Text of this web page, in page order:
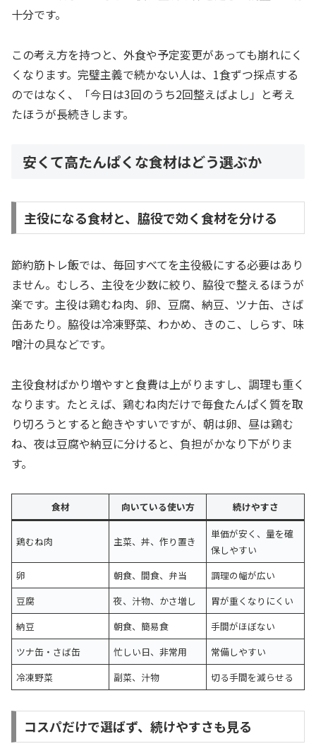
十分です。
この考え方を持つと、外食や予定変更があっても崩れにく
くなります。完璧主義で続かない人は、1食ずつ採点する
のではなく、「今日は3回のうち2回整えばよし」と考え
たほうが長続きします。
安くて高たんぱくな食材はどう選ぶか
主役になる食材と、脇役で効く食材を分ける
節約筋トレ飯では、毎回すべてを主役級にする必要はあり
ません。むしろ、主役を少数に絞り、脇役で整えるほうが
楽です。主役は鶏むね肉、卵、豆腐、納豆、ツナ缶、さば
缶あたり。脇役は冷凍野菜、わかめ、きのこ、しらす、味
噌汁の具などです。
主役食材ばかり増やすと食費は上がりますし、調理も重く
なります。たとえば、鶏むね肉だけで毎食たんぱく質を取
り切ろうとすると飽きやすいですが、朝は卵、昼は鶏む
ね、夜は豆腐や納豆に分けると、負担がかなり下がりま
す。
食材 向いている使い方 続けやすさ
鶏むね肉 主菜、丼、作り置き
単価が安く、量を確
保しやすい
卵
朝食、間食、弁当
調理の幅が広い
豆腐
夜、汁物、かさ増し
胃が重くなりにくい
納豆
朝食、簡易食
手間がほぼない
ツナ缶・さば缶
忙しい日、非常用
常備しやすい
冷凍野菜
副菜、汁物 切る手間を減らせる
コスパだけで選ばず、続けやすさも見る